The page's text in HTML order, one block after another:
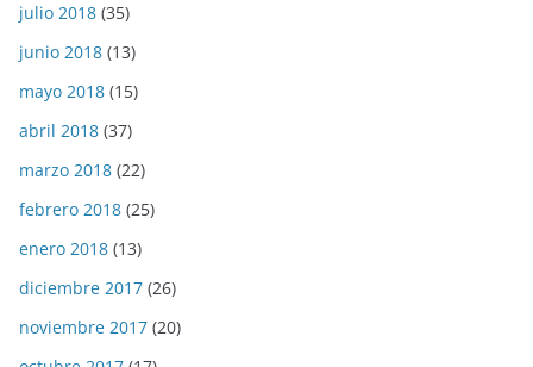
julio 2018 (35)
junio 2018 (13)
mayo 2018 (15)
abril 2018 (37)
marzo 2018 (22)
febrero 2018 (25)
enero 2018 (13)
diciembre 2017 (26)
noviembre 2017 (20)